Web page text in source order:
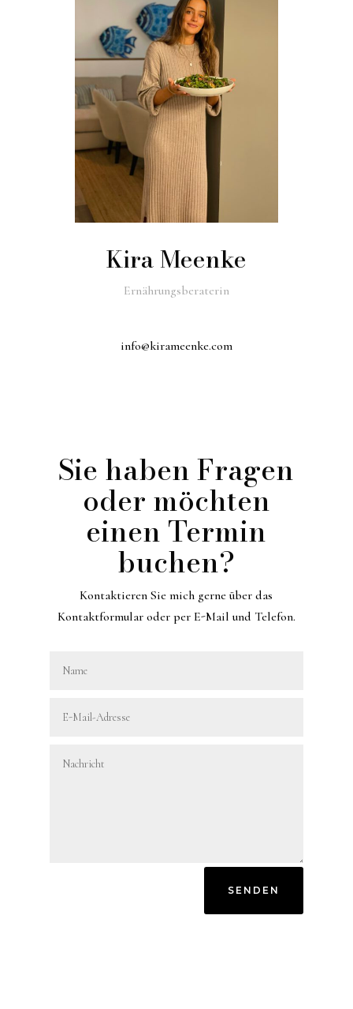
Kira Meenke
Ernährungsberaterin
info@kirameenke.com
Sie haben Fragen
oder möchten
einen Termin
buchen?
Kontaktieren Sie mich gerne über das
Kontaktformular oder per E-Mail und Telefon.
SENDEN